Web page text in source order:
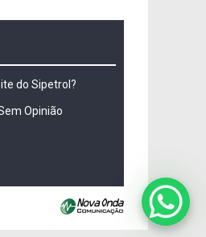
do Sipetrol?
Opinião